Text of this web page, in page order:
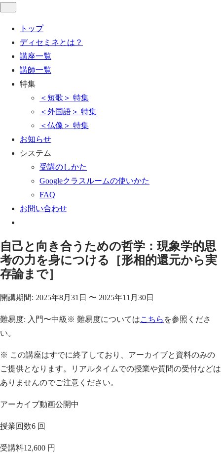
トップ
ディセミネとは？
講座一覧
講師一覧
特集
＜短歌＞ 特集
＜外国語＞ 特集
＜仏像＞ 特集
お知らせ
システム
受講のしかた
Googleクラスルームの使いかた
FAQ
お問い合わせ
自己と向き合うための哲学：現象学的思
考の力を身につける［形相的還元から実
存論まで］
開講期間: 2025年8月31日 〜 2025年11月30日
難易度: 入門〜中級 ※ 難易度についてはこちら を参照くださ
い。
※ この講座はすでに終了しており、アーカイブと資料のみの
ご提供となります。リアルタイムでの授業や質問の受付などは
ありませんのでご注意ください。
アーカイブ動画公開中
授業回数6 回
受講料12,600 円